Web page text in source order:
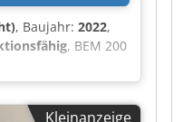
, Baujahr: 2022,
, BEM 200
bieten eine BEM
zum Verkauf an.
automatische
Kleinanzeige